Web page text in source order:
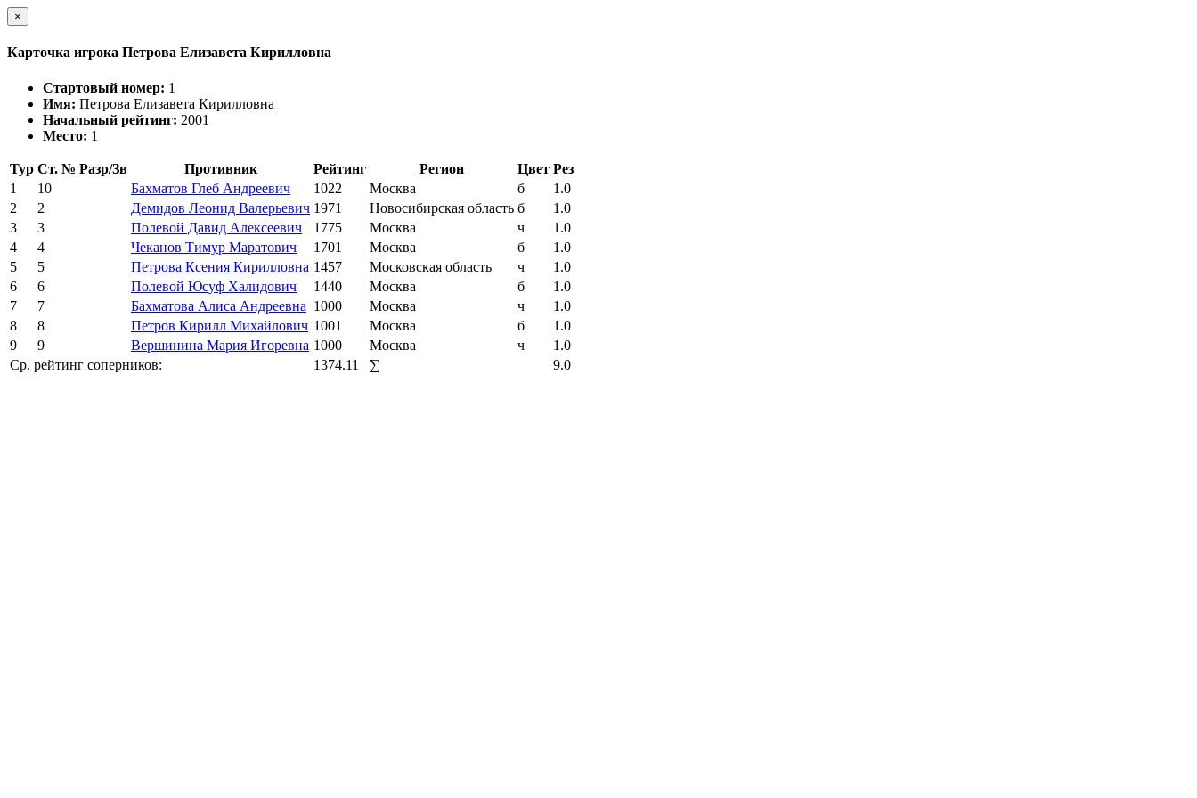
×
Карточка игрока Петрова Елизавета Кирилловна
Стартовый номер: 1
Имя: Петрова Елизавета Кирилловна
Начальный рейтинг: 2001
Место: 1
Тур Ст. № Разр/Зв Противник Рейтинг Регион Цвет Рез
1
10 Бахматов Глеб Андреевич 1022 Москва б
1.0
2
2 Демидов Леонид Валерьевич 1971 Новосибирская область б
1.0
3
3 Полевой Давид Алексеевич 1775 Москва ч
1.0
4
4 Чеканов Тимур Маратович 1701 Москва б
1.0
5
5 Петрова Ксения Кирилловна 1457 Московская область ч
1.0
6
6 Полевой Юсуф Халидович 1440 Москва б
1.0
7
7 Бахматова Алиса Андреевна 1000 Москва ч
1.0
8
8 Петров Кирилл Михайлович 1001 Москва б
1.0
9
9 Вершинина Мария Игоревна 1000 Москва ч
1.0
Ср. рейтинг соперников:
1374.11 ∑ 9.0